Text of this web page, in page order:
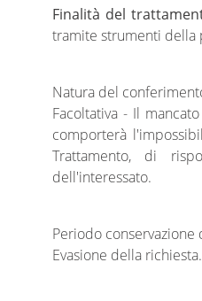
Finalità del
tramite strumenti della
Natura del
Facoltativa - Il
comporterà
Trattamento, di
dell'interessato.
Periodo conservazione
Evasione della richiesta.